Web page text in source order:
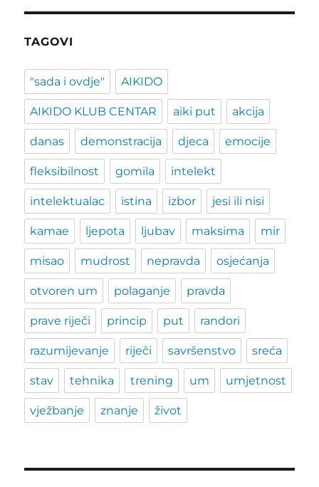
TAGOVI
"sada i ovdje" AIKIDO
AIKIDO KLUB CENTAR aiki put akcija
danas demonstracija djeca emocije
fleksibilnost gomila intelekt
intelektualac istina izbor jesi ili nisi
kamae ljepota ljubav maksima mir
misao mudrost nepravda osjećanja
otvoren um polaganje pravda
prave riječi princip put randori
razumijevanje riječi savršenstvo sreća
stav tehnika trening um umjetnost
vježbanje znanje život